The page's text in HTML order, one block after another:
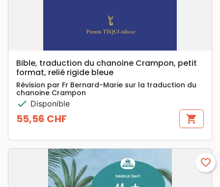
Bible, traduction du chanoine Crampon, petit
format, relié rigide bleue
Révision par Fr Bernard-Marie sur la traduction du
chanoine Crampon
check Disponible
Prix
55,56 CHF shopping_cart
favorite_border